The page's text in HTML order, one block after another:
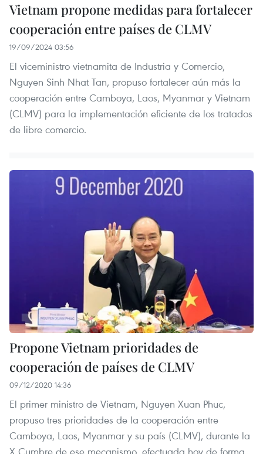
Vietnam propone medidas para fortalecer
cooperación entre países de CLMV
19/09/2024 03:56
El viceministro vietnamita de Industria y Comercio,
Nguyen Sinh Nhat Tan, propuso fortalecer aún más la
cooperación entre Camboya, Laos, Myanmar y Vietnam
(CLMV) para la implementación eficiente de los tratados
de libre comercio.
Propone Vietnam prioridades de
cooperación de países de CLMV
09/12/2020 14:36
El primer ministro de Vietnam, Nguyen Xuan Phuc,
propuso tres prioridades de la cooperación entre
Camboya, Laos, Myanmar y su país (CLMV), durante la
X Cumbre de ese mecanismo, efectuada hoy de forma